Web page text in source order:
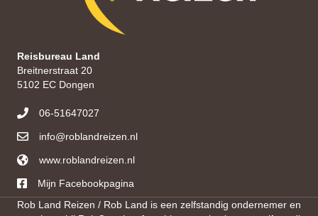
Reisbureau Land
Breitnerstraat 20
5102 EC Dongen
06-51647027
info@roblandreizen.nl
https://roblandreizen.nl/
www.roblandreizen.nl
Mijn Facebookpagina
Rob Land Reizen / Rob Land is een zelfstandig ondernemer en